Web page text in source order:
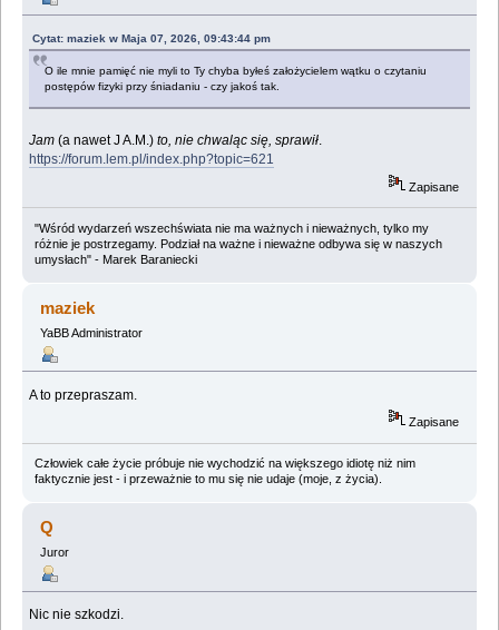
Cytat: maziek w Maja 07, 2026, 09:43:44 pm
O ile mnie pamięć nie myli to Ty chyba byłeś założycielem wątku o czytaniu
postępów fizyki przy śniadaniu - czy jakoś tak.
Jam (a nawet J A.M.)to, nie chwaląc się, sprawił.
https://forum.lem.pl/index.php?topic=621
Zapisane
"Wśród wydarzeń wszechświata nie ma ważnych i nieważnych, tylko my
różnie je postrzegamy. Podział na ważne i nieważne odbywa się w naszych
umysłach" - Marek Baraniecki
maziek
YaBB Administrator
A to przepraszam.
Zapisane
Człowiek całe życie próbuje nie wychodzić na większego idiotę niż nim
faktycznie jest - i przeważnie to mu się nie udaje (moje, z życia).
Q
Juror
Nic nie szkodzi.